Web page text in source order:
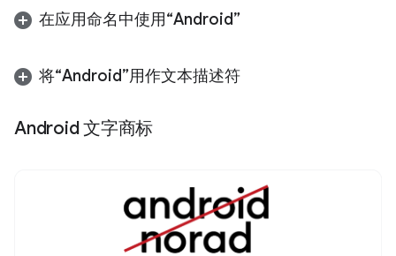
在应用命名中使用“Android”
将“Android”用作文本描述符
Android 文字商标